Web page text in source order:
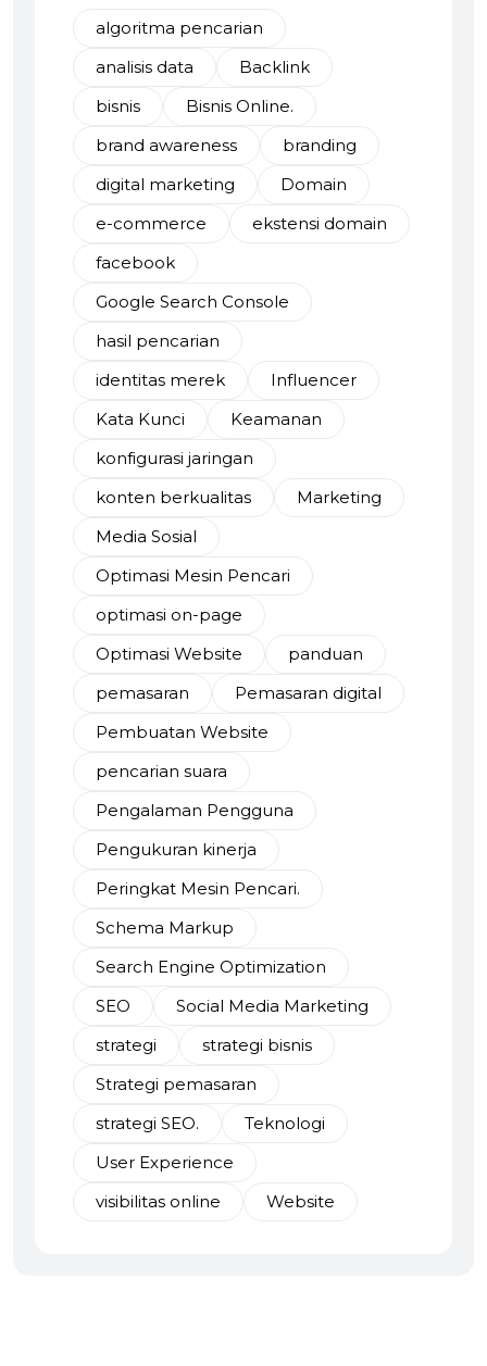
algoritma pencarian
analisis data
Backlink
bisnis
Bisnis Online.
brand awareness
branding
digital marketing
Domain
e-commerce
ekstensi domain
facebook
Google Search Console
hasil pencarian
identitas merek
Influencer
Kata Kunci
Keamanan
konfigurasi jaringan
konten berkualitas
Marketing
Media Sosial
Optimasi Mesin Pencari
optimasi on-page
Optimasi Website
panduan
pemasaran
Pemasaran digital
Pembuatan Website
pencarian suara
Pengalaman Pengguna
Pengukuran kinerja
Peringkat Mesin Pencari.
Schema Markup
Search Engine Optimization
SEO
Social Media Marketing
strategi
strategi bisnis
Strategi pemasaran
strategi SEO.
Teknologi
User Experience
visibilitas online
Website